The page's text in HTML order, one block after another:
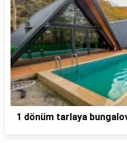
1 dönüm tarlaya bungalov